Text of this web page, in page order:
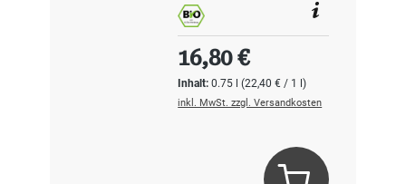
Inhalt:0.75 l(22,40 € / 1 l)
Regulärer Preis:
16,80 €
inkl. MwSt. zzgl. Versandkosten